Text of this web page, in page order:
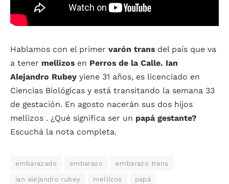
Hablamos con el primer varón trans del país que va
a tener mellizos en Perros de la Calle. Ian
Alejandro Rubey yiene 31 años, es licenciado en
Ciencias Biológicas y está transitando la semana 33
de gestación. En agosto nacerán sus dos hijos
mellizos . ¿Qué significa ser un papá gestante?
Escuchá la nota completa.
embarazado embarazo embarazo trans
ian alejandro rubey mellizos papá